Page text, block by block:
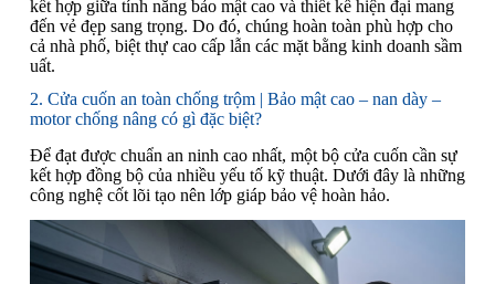
kết hợp giữa tính năng bảo mật cao và thiết kế hiện đại mang
đến vẻ đẹp sang trọng. Do đó, chúng hoàn toàn phù hợp cho
cả nhà phố, biệt thự cao cấp lẫn các mặt bằng kinh doanh sầm
uất.
2. Cửa cuốn an toàn chống trộm | Bảo mật cao – nan dày –
motor chống nâng có gì đặc biệt?
Để đạt được chuẩn an ninh cao nhất, một bộ cửa cuốn cần sự
kết hợp đồng bộ của nhiều yếu tố kỹ thuật. Dưới đây là những
công nghệ cốt lõi tạo nên lớp giáp bảo vệ hoàn hảo.